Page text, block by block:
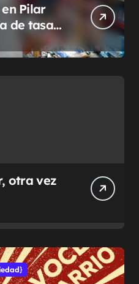
Pilar
de tasas
otra vez